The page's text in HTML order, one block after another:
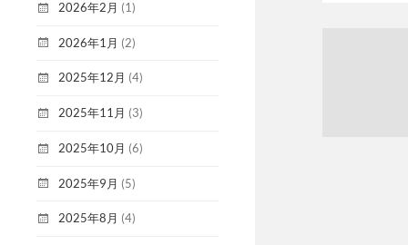
2026年2月 (1)
2026年1月 (2)
2025年12月 (4)
2025年11月 (3)
2025年10月 (6)
2025年9月 (5)
2025年8月 (4)